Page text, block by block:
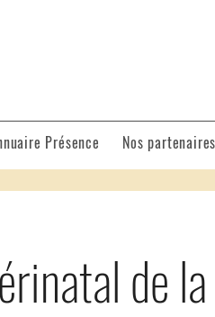
Présence Nos partenaires
de la